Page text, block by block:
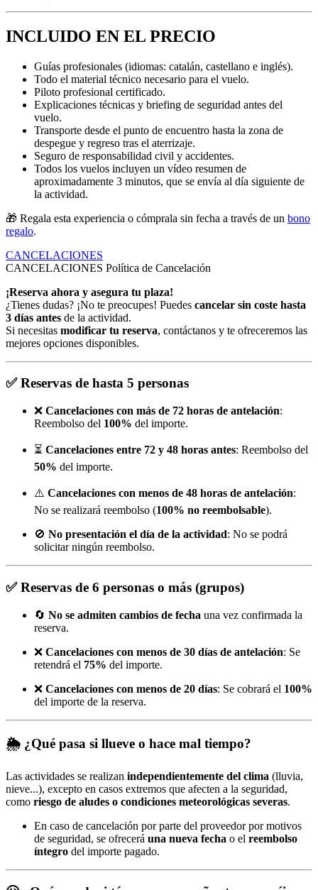
INCLUIDO EN EL PRECIO
Guías profesionales (idiomas: catalán, castellano e inglés).
Todo el material técnico necesario para el vuelo.
Piloto profesional certificado.
Explicaciones técnicas y briefing de seguridad antes del
vuelo.
Transporte desde el punto de encuentro hasta la zona de
despegue y regreso tras el aterrizaje.
Seguro de responsabilidad civil y accidentes.
Todos los vuelos incluyen un vídeo resumen de
aproximadamente 3 minutos, que se envía al día siguiente de
la actividad.
🎁 Regala esta experiencia o cómprala sin fecha a través de un bono
regalo.
CANCELACIONES
CANCELACIONES Política de Cancelación
¡Reserva ahora y asegura tu plaza!
¿Tienes dudas? ¡No te preocupes! Puedes cancelar sin coste hasta
3 días antes de la actividad.
Si necesitas modificar tu reserva, contáctanos y te ofreceremos las
mejores opciones disponibles.
✅Reservas de hasta 5 personas
❌ Cancelaciones con más de 72 horas de antelación:
Reembolso del 100% del importe.
⏳ Cancelaciones entre 72 y 48 horas antes: Reembolso del
50% del importe.
⚠️ Cancelaciones con menos de 48 horas de antelación:
No se realizará reembolso (100% no reembolsable).
🚫 No presentación el día de la actividad: No se podrá
solicitar ningún reembolso.
✅Reservas de 6 personas o más (grupos)
🔄 No se admiten cambios de fecha una vez confirmada la
reserva.
❌ Cancelaciones con menos de 30 días de antelación: Se
retendrá el 75% del importe.
❌ Cancelaciones con menos de 20 días: Se cobrará el 100%
del importe de la reserva.
🌦️ ¿Qué pasa si llueve o hace mal tiempo?
Las actividades se realizan independientemente del clima (lluvia,
nieve...), excepto en casos extremos que afecten a la seguridad,
como riesgo de aludes o condiciones meteorológicas severas.
En caso de cancelación por parte del proveedor por motivos
de seguridad, se ofrecerá una nueva fecha o el reembolso
íntegro del importe pagado.